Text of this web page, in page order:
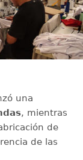
una
, mientras
de
de las